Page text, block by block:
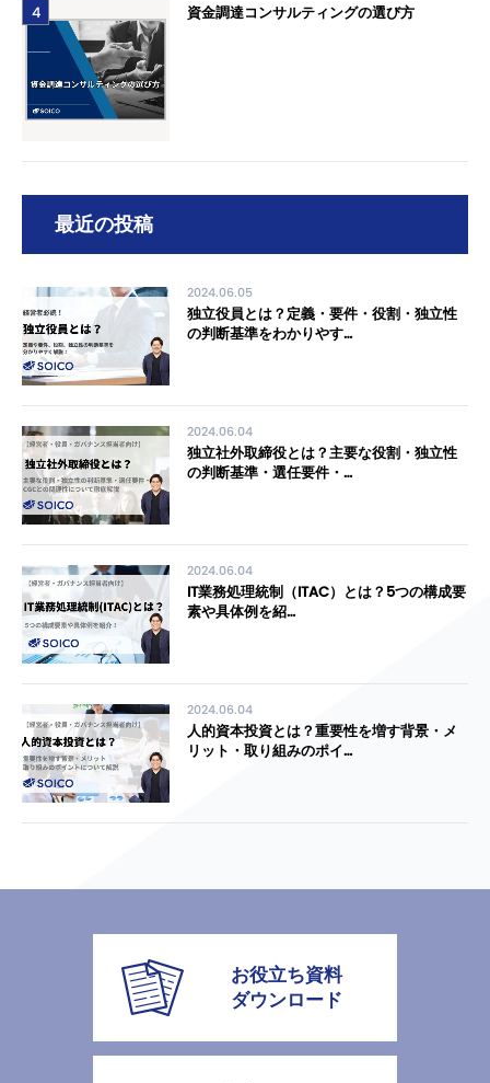
4 資金調達コンサルティングの選び方
最近の投稿
2024.06.05
独立役員とは？定義・要件・役割・独立性
の判断基準をわかりやす…
2024.06.04
独立社外取締役とは？主要な役割・独立性
の判断基準・選任要件・…
2024.06.04
IT業務処理統制（ITAC）とは？5つの構成要
素や具体例を紹…
2024.06.04
人的資本投資とは？重要性を増す背景・メ
リット・取り組みのポイ…
お役立ち資料
ダウンロード